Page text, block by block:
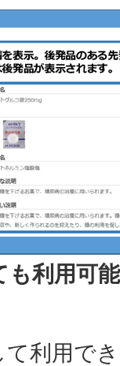
も利用可
利用で